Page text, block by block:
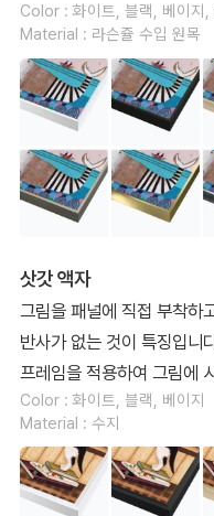
Color : 화이트, 블랙, 베이지,
Material : 라슨쥴 수입 원목
삿갓 액자
그림을 패널에 직접 부착하
반사가 없는 것이 특징입니
프레임을 적용하여 그림에
Color : 화이트, 블랙, 베이지
Material : 수지